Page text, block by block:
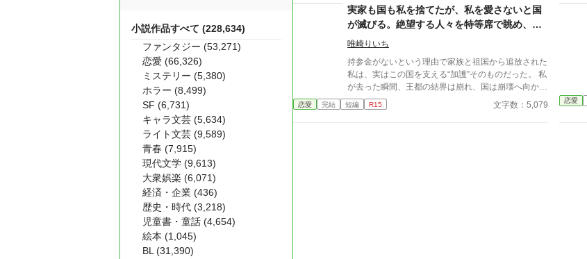
対比も、それぞれの実家の爵位も天と地ほどの差があ
ってユーリアには、いくつもの高得点が挙げられる。
しかし、中身の汚さ、性格の悪さときたらそれは正
反対になるかもしれない。 人間、似た物同士が夫
婦になるという。 その通り、ユーリアとオラン
は似た物同士だった。その家族や親せきも。 ただ
一つ違うところといえば、彼の従兄弟になるレスター
は外見よりも中身を愛する人だったということだ。
そして、外見にばかりこだわるユーリアたちは転落
実家も国も私を捨てたが、私を愛さないと国
が滅びる。絶望する人々を特等席で眺め、冷
徹な王子の腕の中で思考停止する。
唯崎りいち
持参金がないという理由で家族と祖国から追放された
私は、実はこの国を支える“加護”そのものだった。 私
が去った瞬間、王都の結界は崩れ、国は崩壊へ向かい
始める。 そんな私を拾ったのは、冷徹と噂される隣
国の王子。 「やっと見つけた。お前は俺のものだ」
恋愛 完結 短編 R15 文字数：5,079 恋愛
小説作品すべて (228,634)
ファンタジー (53,271)
恋愛 (66,326)
ミステリー (5,380)
ホラー (8,499)
SF (6,731)
キャラ文芸 (5,634)
ライト文芸 (9,589)
青春 (7,915)
現代文学 (9,613)
大衆娯楽 (6,071)
経済・企業 (436)
歴史・時代 (3,218)
児童書・童話 (4,654)
絵本 (1,045)
BL (31,390)